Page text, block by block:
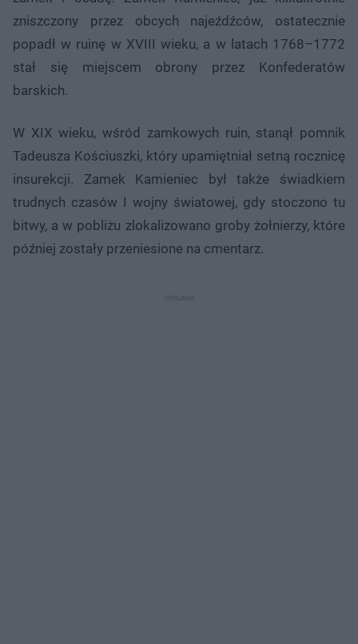
zniszczony przez obcych najeźdźców, ostatecznie
popadł w ruinę w XVIII wieku, a w latach 1768–1772
stał się miejscem obrony przez Konfederatów
barskich.
W XIX wieku, wśród zamkowych ruin, stanął pomnik
Tadeusza Kościuszki, który upamiętniał setną rocznicę
insurekcji. Zamek Kamieniec był także świadkiem
trudnych czasów I wojny światowej, gdy stoczono tu
bitwy, a w pobliżu zlokalizowano groby żołnierzy, które
później zostały przeniesione na cmentarz.